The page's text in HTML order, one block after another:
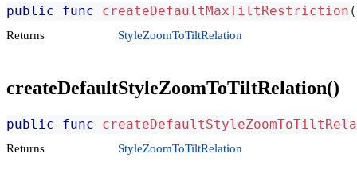
public func createDefaultMaxTiltRestriction (
Returns StyleZoomToTiltRelation
createDefaultStyleZoomToTiltRelation()
public func
Returns StyleZoomToTiltRelation